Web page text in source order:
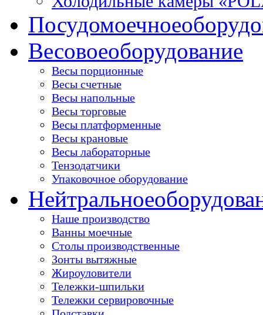
Посудомоечное
Весовоеоборудование
Весы порционные
Весы счетные
Весы напольные
Весы торговые
Весы платформенные
Весы крановые
Весы лабораторные
Тензодатчики
Упаковочное оборудование
Нейтральное
Наше производство
Ванны моечные
Столы производственные
Зонты вытяжные
Жироуловители
Тележки-шпильки
Тележки сервировочные